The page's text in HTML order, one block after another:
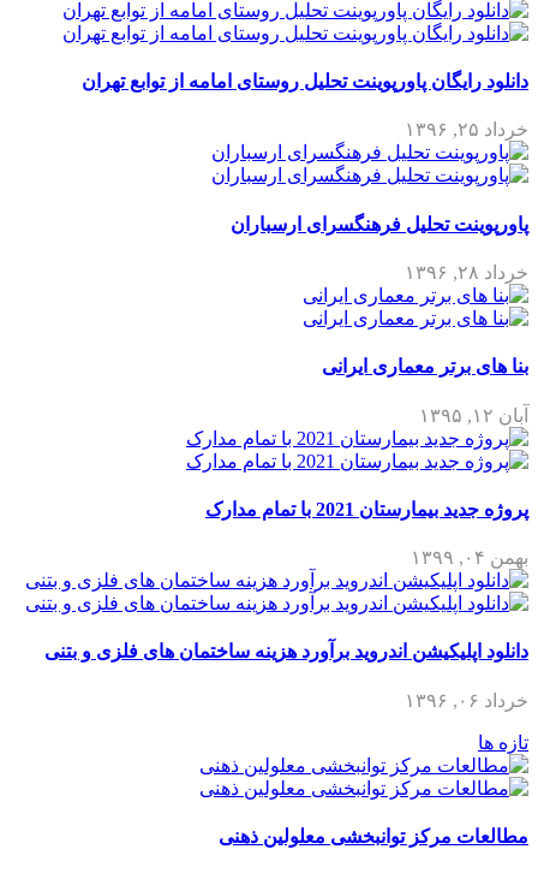
دانلود رایگان پاورپوینت تحلیل روستای امامه از توابع تهران
خرداد ۲۵, ۱۳۹۶
پاورپوینت تحلیل فرهنگسرای ارسباران
خرداد ۲۸, ۱۳۹۶
بنا های برتر معماری ایرانی
آبان ۱۲, ۱۳۹۵
پروژه جدید بیمارستان 2021 با تمام مدارک
بهمن ۰۴, ۱۳۹۹
دانلود اپلیکیشن اندروید برآورد هزینه ساختمان های فلزی و بتنی
خرداد ۰۶, ۱۳۹۶
تازه ها
مطالعات مرکز توانبخشی معلولین ذهنی